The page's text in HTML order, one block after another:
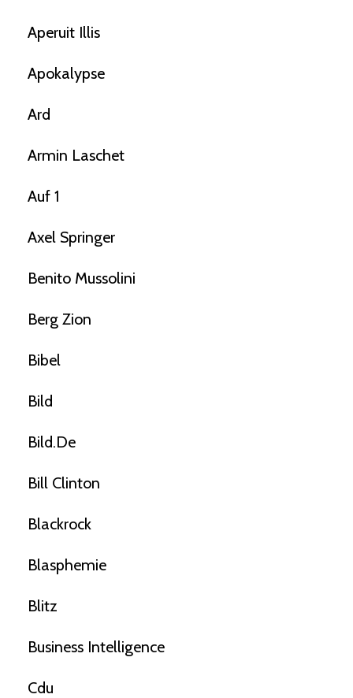
Aperuit Illis
Apokalypse
Ard
Armin Laschet
Auf 1
Axel Springer
Benito Mussolini
Berg Zion
Bibel
Bild
Bild.de
Bill Clinton
Blackrock
Blasphemie
Blitz
Business Intelligence
Cdu